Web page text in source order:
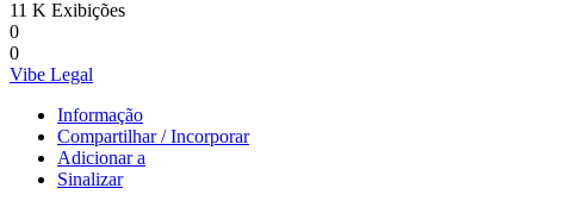
11 K Exibições
0
0
Vibe Legal
Informação
Compartilhar / Incorporar
Adicionar a
Sinalizar